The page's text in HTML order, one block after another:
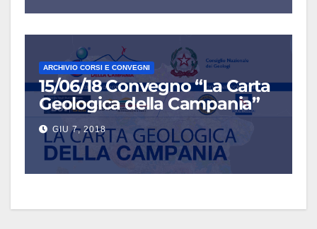
ARCHIVIO CORSI E CONVEGNI
15/06/18 Convegno “La Carta
Geologica della Campania”
GIU 7, 2018